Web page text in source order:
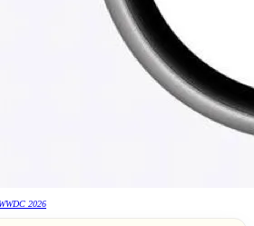
2026